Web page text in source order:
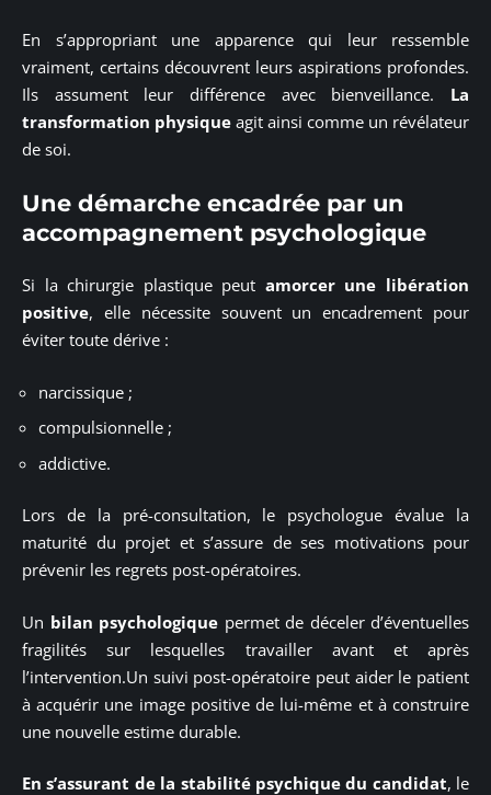
En s’appropriant une apparence qui leur ressemble
vraiment, certains découvrent leurs aspirations profondes.
Ils assument leur différence avec bienveillance. La
transformation physique agit ainsi comme un révélateur
de soi.
Une démarche encadrée par un
accompagnement psychologique
Si la chirurgie plastique peut amorcer une libération
positive, elle nécessite souvent un encadrement pour
éviter toute dérive :
narcissique ;
compulsionnelle ;
addictive.
Lors de la pré-consultation, le psychologue évalue la
maturité du projet et s’assure de ses motivations pour
prévenir les regrets post-opératoires.
Un bilan psychologique permet de déceler d’éventuelles
fragilités sur lesquelles travailler avant et après
l’intervention.Un suivi post-opératoire peut aider le patient
à acquérir une image positive de lui-même et à construire
une nouvelle estime durable.
En s’assurant de la stabilité psychique du candidat, le